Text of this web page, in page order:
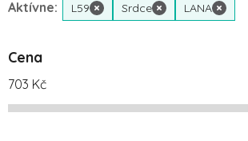
Aktívne: L59 × Srdce × LANA ×
Cena
703 Kč